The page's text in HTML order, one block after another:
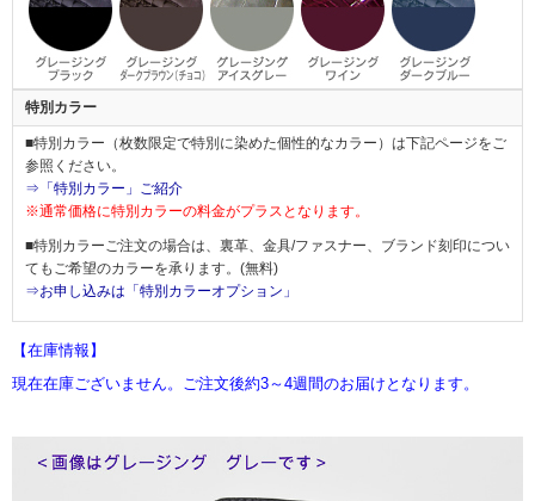
特別カラー
■特別カラー（枚数限定で特別に染めた個性的なカラー）は下記ページをご
参照ください。
⇒「特別カラー」ご紹介
※通常価格に特別カラーの料金がプラスとなります。
■特別カラーご注文の場合は、裏革、金具/ファスナー、ブランド刻印につい
てもご希望のカラーを承ります。(無料)
⇒お申し込みは「特別カラーオプション」
【在庫情報】
現在在庫ございません。ご注文後約3～4週間のお届けとなります。